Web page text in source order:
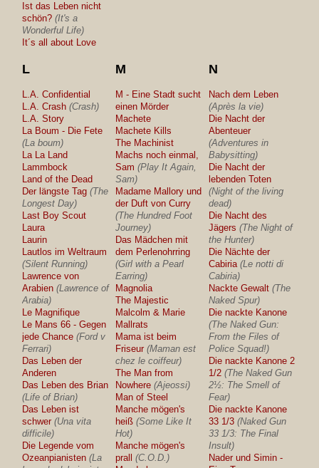
Ist das Leben nicht
schön? (It's a
Wonderful Life)
It´s all about Love
L
L.A. Confidential
L.A. Crash (Crash)
L.A. Story
La Boum - Die Fete
(La boum)
La La Land
Lammbock
Land of the Dead
Der längste Tag (The
Longest Day)
Last Boy Scout
Laura
Laurin
Lautlos im Weltraum
(Silent Running)
Lawrence von
Arabien (Lawrence of
Arabia)
Le Magnifique
Le Mans 66 - Gegen
jede Chance (Ford v
Ferrari)
Das Leben der
Anderen
Das Leben des Brian
(Life of Brian)
Das Leben ist
schwer (Una vita
difficile)
Die Legende vom
Ozeanpianisten (La
M
M - Eine Stadt sucht
einen Mörder
Machete
Machete Kills
The Machinist
Machs noch einmal,
Sam (Play It Again,
Sam)
Madame Mallory und
der Duft von Curry
(The Hundred Foot
Journey)
Das Mädchen mit
dem Perlenohrring
(Girl with a Pearl
Earring)
Magnolia
The Majestic
Malcolm & Marie
Mallrats
Mama ist beim
Friseur (Maman est
chez le coiffeur)
The Man from
Nowhere (Ajeossi)
Man of Steel
Manche mögen's
heiß (Some Like It
Hot)
Manche mögen's
prall
(C.O.D.)
N
Nach dem Leben
(Après la vie)
Die Nacht der
Abenteuer
(Adventures in
Babysitting)
Die Nacht der
lebenden Toten
(Night of the living
dead)
Die Nacht des
Jägers (The Night of
the Hunter)
Die Nächte der
Cabiria (Le notti di
Cabiria)
Nackte Gewalt (The
Naked Spur)
Die nackte Kanone
(The Naked Gun:
From the Files of
Police Squad!)
Die nackte Kanone 2
1/2 (The Naked Gun
2½: The Smell of
Fear)
Die nackte Kanone
33 1/3 (Naked Gun
33 1/3: The Final
Insult)
Nader und Simin -